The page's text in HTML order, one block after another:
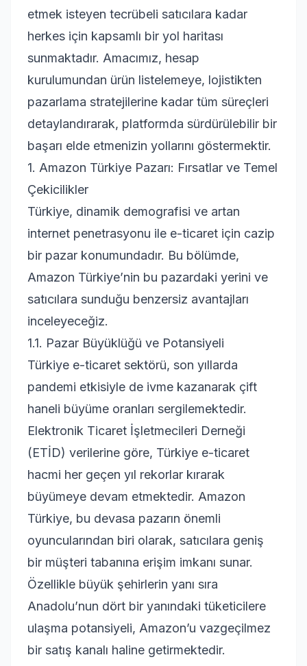
etmek isteyen tecrübeli satıcılara kadar
herkes için kapsamlı bir yol haritası
sunmaktadır. Amacımız, hesap
kurulumundan ürün listelemeye, lojistikten
pazarlama stratejilerine kadar tüm süreçleri
detaylandırarak, platformda sürdürülebilir bir
başarı elde etmenizin yollarını göstermektir.
1. Amazon Türkiye Pazarı: Fırsatlar ve Temel
Çekicilikler
Türkiye, dinamik demografisi ve artan
internet penetrasyonu ile e-ticaret için cazip
bir pazar konumundadır. Bu bölümde,
Amazon Türkiye’nin bu pazardaki yerini ve
satıcılara sunduğu benzersiz avantajları
inceleyeceğiz.
1.1. Pazar Büyüklüğü ve Potansiyeli
Türkiye e-ticaret sektörü, son yıllarda
pandemi etkisiyle de ivme kazanarak çift
haneli büyüme oranları sergilemektedir.
Elektronik Ticaret İşletmecileri Derneği
(ETİD) verilerine göre, Türkiye e-ticaret
hacmi her geçen yıl rekorlar kırarak
büyümeye devam etmektedir. Amazon
Türkiye, bu devasa pazarın önemli
oyuncularından biri olarak, satıcılara geniş
bir müşteri tabanına erişim imkanı sunar.
Özellikle büyük şehirlerin yanı sıra
Anadolu’nun dört bir yanındaki tüketicilere
ulaşma potansiyeli, Amazon’u vazgeçilmez
bir satış kanalı haline getirmektedir.